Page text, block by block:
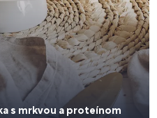
s mrkvou a proteínom